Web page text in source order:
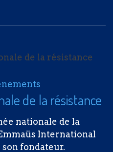
de la résistance
nationale de la
International
fondateur.